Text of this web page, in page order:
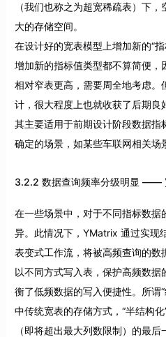
（我们也称之为超宽稀疏表）下
大的存储空间。
在设计好的宽表模型上增加新的“
增加新的指标值类型都不算简便，
相对窄表更高，需要周全地考虑。
计，很大程度上也就收获了后期良
其主要适用于前期设计阶段数据指
确定的场景，如某些车联网相关场
3.2.2 数据查询频率分级明显 ——
在一些场景中，对于不同指标数据
异。此情况下，YMatrix 通过实现
表变式工作流，将被高频查询的数
以不同方式写入表，保护高频数据
衡了低频数据的写入便捷性。所谓
中传统宽表的存储方式，“半结构
（即将超出最大列数限制）的最